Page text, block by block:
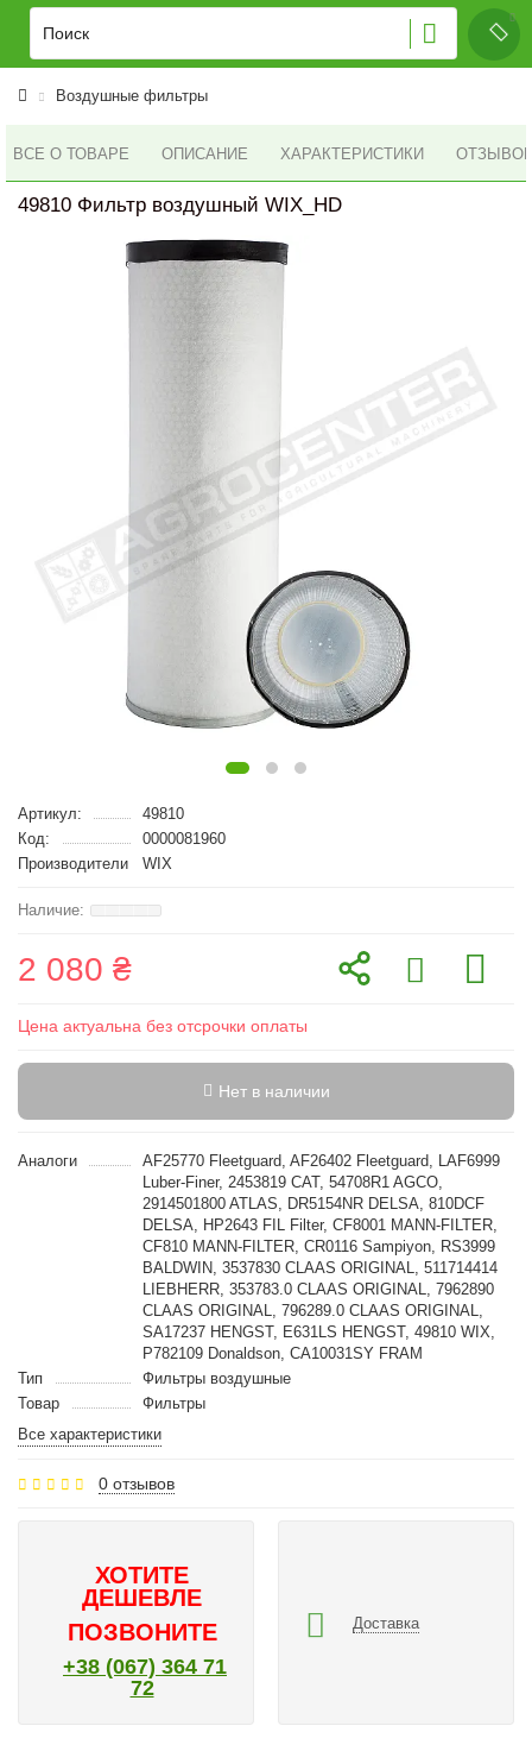
Воздушные фильтры
ВСЕ О ТОВАРЕ ОПИСАНИЕ ХАРАКТЕРИСТИКИ ОТЗЫВОВ
49810 Фильтр воздушный WIX_HD
Артикул:
49810
Код:
0000081960
Производители
WIX
2 080 ₴
Цена актуальна без отсрочки оплаты
Нет в наличии
Аналоги
AF25770 Fleetguard, AF26402 Fleetguard, LAF6999
Luber-Finer, 2453819 CAT, 54708R1 AGCO,
2914501800 ATLAS, DR5154NR DELSA, 810DCF
DELSA, HP2643 FIL Filter, CF8001 MANN-FILTER,
CF810 MANN-FILTER, CR0116 Sampiyon, RS3999
BALDWIN, 3537830 CLAAS ORIGINAL, 511714414
LIEBHERR, 353783.0 CLAAS ORIGINAL, 7962890
CLAAS ORIGINAL, 796289.0 CLAAS ORIGINAL,
SA17237 HENGST, E631LS HENGST, 49810 WIX,
P782109 Donaldson, CA10031SY FRAM
Тип
Фильтры воздушные
Товар
Фильтры
Все характеристики
0 отзывов
ХОТИТЕ
ДЕШЕВЛЕ
ПОЗВОНИТЕ
+38 (067) 364 71
72
Доставка